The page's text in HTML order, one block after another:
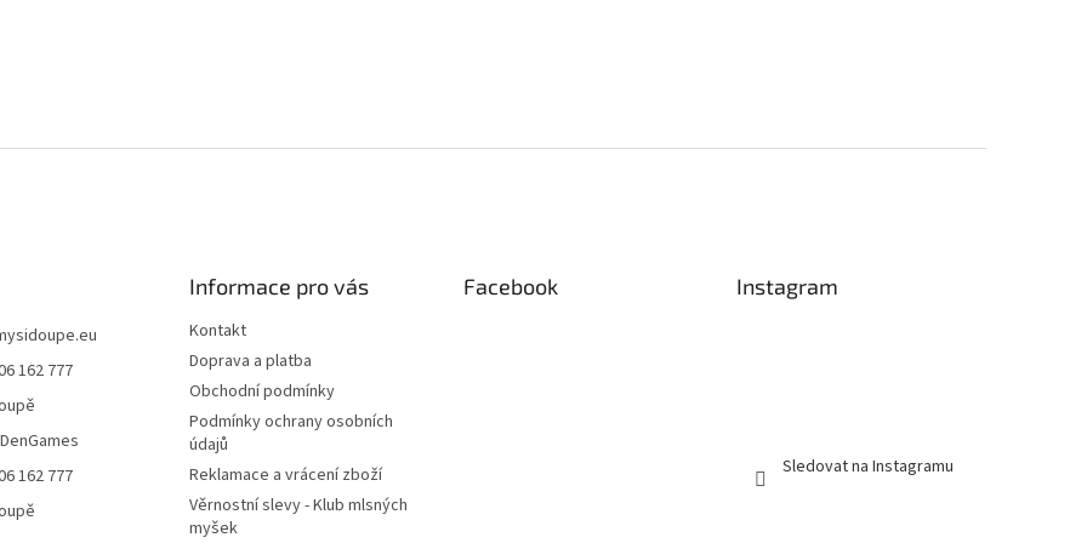
162 777
162 777
Informace pro vás
Kontakt
Doprava a platba
Obchodní podmínky
Podmínky ochrany osobních
údajů
Reklamace a vrácení zboží
Věrnostní slevy - Klub mlsných
myšek
Facebook Instagram
Sledovat na Instagramu